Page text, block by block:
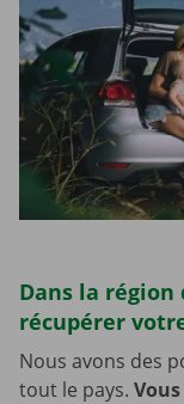
Dans la région
récupérer
Nous avons des
tout le pays.